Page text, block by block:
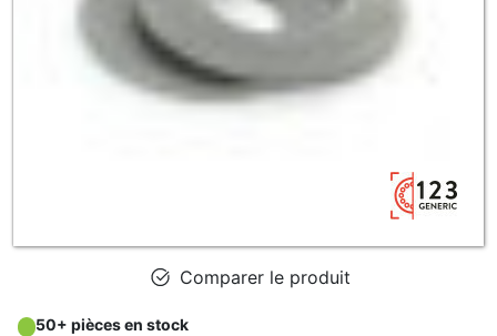
Comparer le produit
50+ pièces en stock